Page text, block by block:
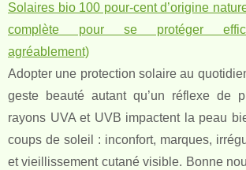
Solaires bio 100 pour-cent d’origine
complète pour se protéger
agréablement)
Adopter une protection solaire au
geste beauté autant qu’un réflexe de
rayons UVA et UVB impactent la peau
coups de soleil : inconfort, marques,
et vieillissement cutané visible. Bonne